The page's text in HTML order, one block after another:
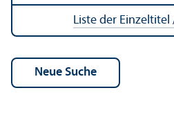
Liste der Einzeltitel